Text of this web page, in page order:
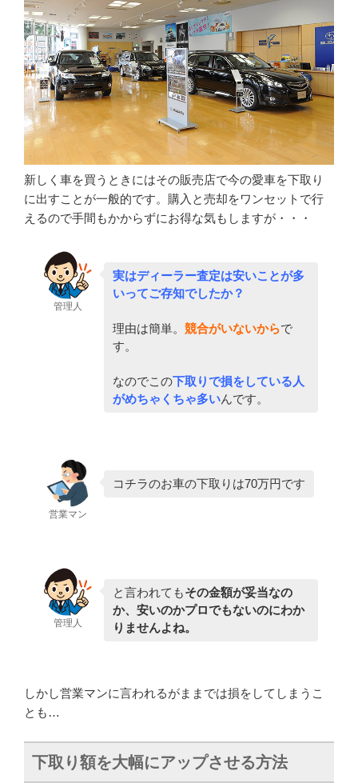
新しく車を買うときにはその販売店で今の愛車を下取り
に出すことが一般的です。購入と売却をワンセットで行
えるので手間もかからずにお得な気もしますが・・・
管理人
実はディーラー査定は安いことが多
いってご存知でしたか？
理由は簡単。 競合がいないからで
す。
なのでこの下取りで損をしている人
がめちゃくちゃ多いんです。
営業マン
コチラのお車の下取りは70万円です
管理人
と言われてもその金額が妥当なの
か、安いのかプロでもないのにわか
りませんよね。
しかし営業マンに言われるがままでは損をしてしまうこ
とも…
下取り額を大幅にアップさせる方法